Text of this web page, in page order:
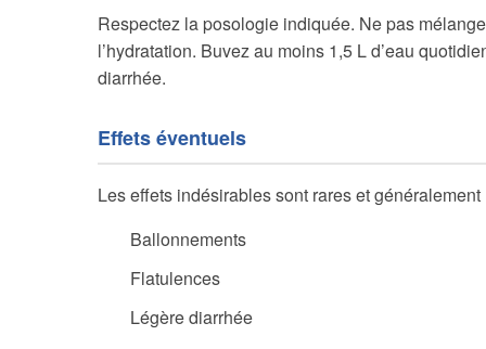
Respectez la posologie indiquée. Ne pas
l’hydratation. Buvez au moins 1,5 L d’eau
diarrhée.
Effets éventuels
Les effets indésirables sont rares et généralement
Ballonnements
Flatulences
Légère diarrhée